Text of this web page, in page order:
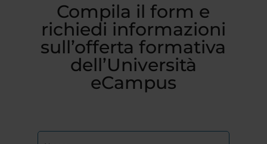
Compila il form e
richiedi informazioni
sull’offerta formativa
dell’Università
eCampus